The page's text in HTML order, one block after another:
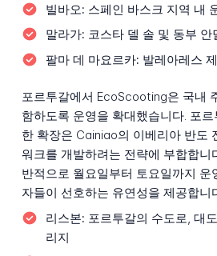
빌바오: 스페인 바스크 지역 내
말라가: 코스타 델 솔 및 동부 안
팔마 데 마요르카: 발레아레스
포르투갈에서 EcoScooting은 국내
함하도록 운영을 확대했습니다. 포
한 확장은 Cainiao의 이베리아 반도
워크를 개발하려는 전략에 부합합니
반적으로 월요일부터 토요일까지 운
자들이 선호하는 유연성을 제공합니
리스본: 포르투갈의 수도로, 대
리지